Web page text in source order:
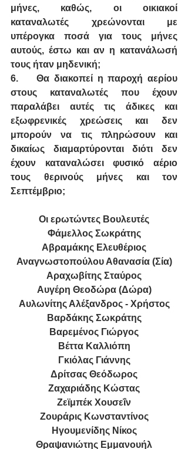
μήνες, καθώς, οι οικιακοί
καταναλωτές χρεώνονται με
υπέρογκα ποσά για τους μήνες
αυτούς, έστω και αν η κατανάλωσή
τους ήταν μηδενική;
6.
Θα διακοπεί η παροχή αερίου
στους καταναλωτές που έχουν
παραλάβει αυτές τις άδικες και
εξωφρενικές χρεώσεις και δεν
μπορούν να τις πληρώσουν και
δικαίως διαμαρτύρονται διότι δεν
έχουν καταναλώσει φυσικό αέριο
τους θερινούς μήνες και τον
Σεπτέμβριο;
Οι ερωτώντες Βουλευτές
Φάμελλος Σωκράτης
Αβραμάκης Ελευθέριος
Αναγνωστοπούλου Αθανασία (Σία)
Αραχωβίτης Σταύρος
Αυγέρη Θεοδώρα (Δώρα)
Αυλωνίτης Αλέξανδρος - Χρήστος
Βαρδάκης Σωκράτης
Βαρεμένος Γιώργος
Βέττα Καλλιόπη
Γκιόλας Γιάννης
Δρίτσας Θεόδωρος
Ζαχαριάδης Κώστας
Ζεϊμπέκ Χουσεΐν
Ζουράρις Κωνσταντίνος
Ηγουμενίδης Νίκος
Θραψανιώτης Εμμανουήλ